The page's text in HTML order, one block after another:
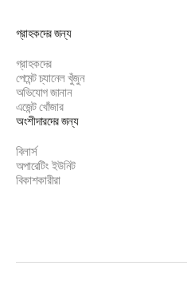
BBPS
গ্রাহকদের জন্য
গ্রাহকদের
পেমেন্ট চ্যানেল খুঁজুন
অভিযোগ জানান
এজেন্ট খোঁজার
অংশীদারদের জন্য
বিলার্স
অপারেটিং ইউনিট
বিকাশকারীরা